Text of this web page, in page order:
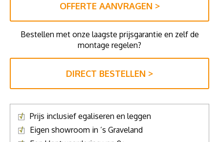
OFFERTE AANVRAGEN >
Bestellen met onze laagste prijsgarantie en zelf de
montage regelen?
DIRECT BESTELLEN >
Prijs inclusief egaliseren en leggen
Eigen showroom in ’s Graveland